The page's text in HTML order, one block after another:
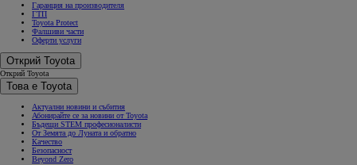
Гаранция на производителя
ГТП
Toyota Protect
Фалшиви части
Оферти услуги
Открий Toyota
Открий Toyota
Това е Toyota
Актуални новини и събития
Абонирайте се за новини от Toyota
Бъдещи STEM професионалисти
От Земята до Луната и обратно
Качество
Безопасност
Beyond Zero